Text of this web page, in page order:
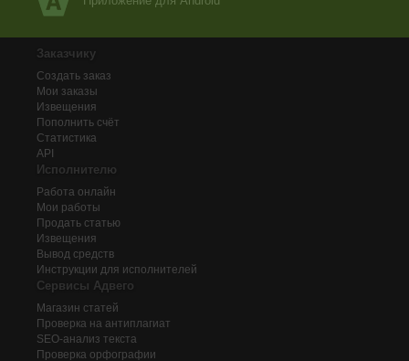
Заказчику
Создать заказ
Мои заказы
Извещения
Пополнить счёт
Статистика
API
Исполнителю
Работа онлайн
Мои работы
Продать статью
Извещения
Вывод средств
Инструкции для исполнителей
Сервисы Адвего
Магазин статей
Проверка на антиплагиат
SEO-анализ текста
Проверка орфографии